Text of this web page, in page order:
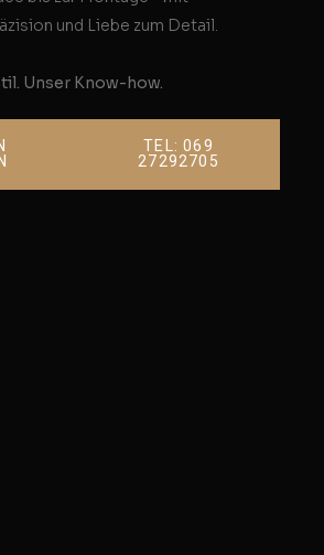
und Liebe zum Detail.
Unser Know-how.
TEL: 069
27292705